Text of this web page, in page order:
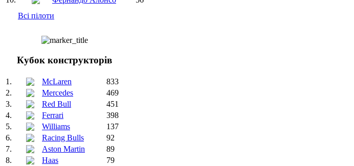
Всі пілоти
Кубок конструкторів
1. McLaren
833
2.
Mercedes
469
3.
Red Bull
451
4.
Ferrari
398
5.
Williams
137
6.
Racing Bulls
92
7.
Aston Martin
89
8.
Haas
79